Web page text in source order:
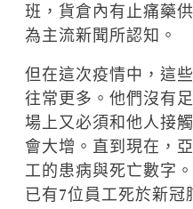
班，貨倉內有止痛藥
為主流新聞所認知。
但在這次疫情中，這
往常更多。他們沒有
場上又必須和他人接
會大增。直到現在，
工的患病與死亡數字
已有7位員工死於新